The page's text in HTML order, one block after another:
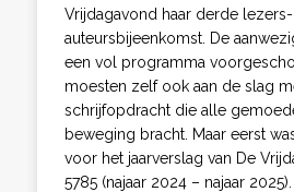
Vrijdagavond haar derde
auteursbijeenkomst. De
een vol programma
moesten zelf ook aan de slag
schrijfopdracht die alle
beweging bracht. Maar eerst
voor het jaarverslag van De
5785 (najaar 2024 – najaar